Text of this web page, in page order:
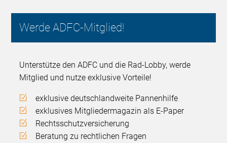
Werde ADFC-Mitglied!
Unterstütze den ADFC und die Rad-Lobby, werde
Mitglied und nutze exklusive Vorteile!
exklusive deutschlandweite Pannenhilfe
exklusives Mitgliedermagazin als E-Paper
Rechtsschutzversicherung
Beratung zu rechtlichen Fragen